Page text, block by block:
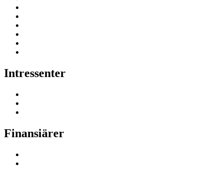
Intressenter
Finansiärer